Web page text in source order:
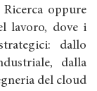
oppure
lavoro, dove i
dallo
dalla
del cloud